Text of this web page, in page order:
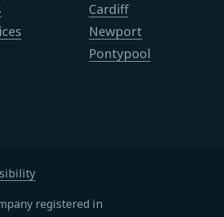
Cardiff
Newport
Pontypool
registered in